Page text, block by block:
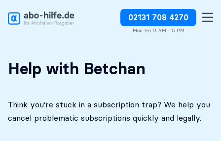
02131 708 4270
Mon-Fri 9 AM - 5 PM
Free initial
No costs without your
Stop charges or request
refunds
Help with Betchan
Think you’re stuck in a subscription trap? We help you
cancel problematic subscriptions quickly and legally.